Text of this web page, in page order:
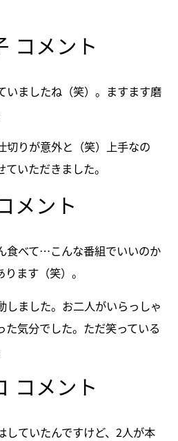
コメント
いましたね（笑）。ますます磨
切りが意外と（笑）上手なの
いただきました。
メント
食べて…こんな番組でいいのか
ます（笑）。
しました。お二人がいらっしゃ
た気分でした。ただ笑っている
コメント
ていたんですけど、2人が本